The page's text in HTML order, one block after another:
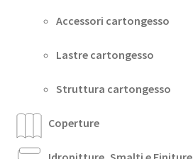
Accessori cartongesso
Lastre cartongesso
Struttura cartongesso
Coperture